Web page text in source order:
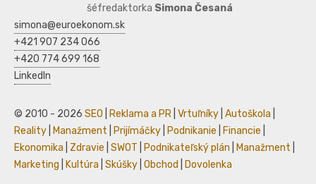
šéfredaktorka Simona Česaná
simona@euroekonom.sk
+421 907 234 066
+420 774 699 168
LinkedIn
© 2010 - 2026 SEO Reklama a PR Vrtuľníky Autoškola
Reality
Manažment Prijímáčky Podnikanie Financie
Ekonomika
Zdravie SWOT Podnikateľský plán Manažment
Marketing
Kultúra Skúšky Obchod Dovolenka